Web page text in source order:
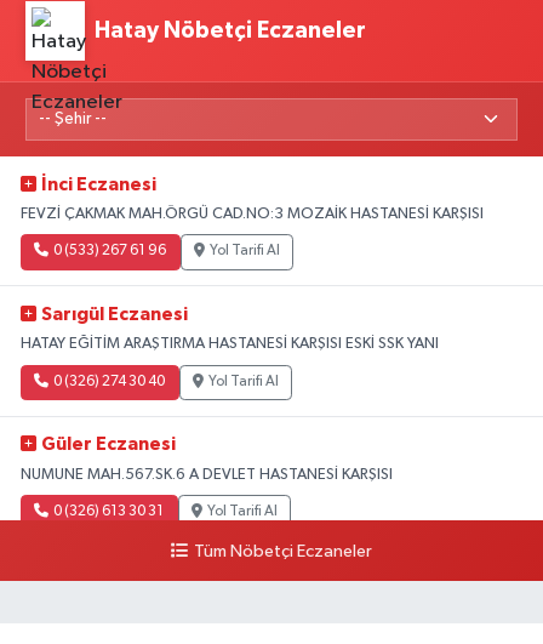
Hatay Nöbetçi Eczaneler
İnci Eczanesi
FEVZİ ÇAKMAK MAH.ÖRGÜ CAD.NO:3 MOZAİK HASTANESİ KARŞISI
0 (533) 267 61 96 Yol Tarifi Al
Sarıgül Eczanesi
HATAY EĞİTİM ARAŞTIRMA HASTANESİ KARŞISI ESKİ SSK YANI
0 (326) 274 30 40 Yol Tarifi Al
Güler Eczanesi
NUMUNE MAH.567.SK.6 A DEVLET HASTANESİ KARŞISI
0 (326) 613 30 31 Yol Tarifi Al
Tüm Nöbetçi Eczaneler